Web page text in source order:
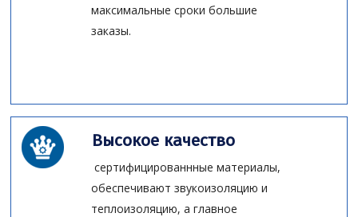
максимальные сроки большие
заказы.
Высокое качество
сертифицированнные материалы,
обеспечивают звукоизоляцию и
теплоизоляцию, а главное